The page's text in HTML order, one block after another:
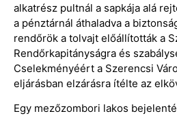
alkatrész pultnál a sapkája alá
a pénztárnál áthaladva a
rendőrök a tolvajt előállították a
Rendőrkapitányságra és
Cselekményéért a Szerencsi
eljárásban elzárásra ítélte az
Egy mezőzombori lakos